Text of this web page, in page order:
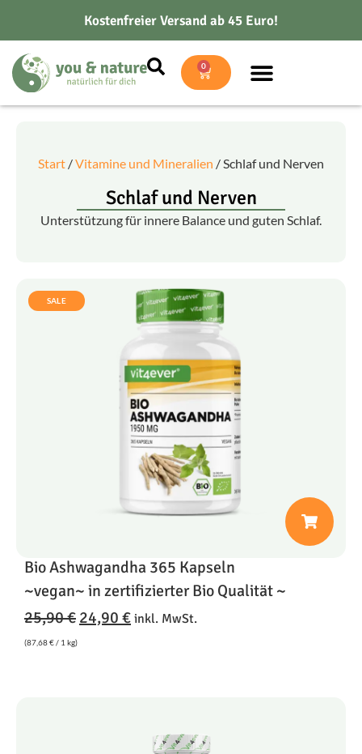
Kostenfreier Versand ab 45 Euro!
0
Start /Vitamine und Mineralien / Schlaf und Nerven
Schlaf und Nerven
Unterstützung für innere Balance und guten Schlaf.
SALE
Bio Ashwagandha 365 Kapseln
~vegan~ in zertifizierter Bio Qualität ~
25,90€ 24,90 € inkl. MwSt.
(87,68€/ 1 kg)